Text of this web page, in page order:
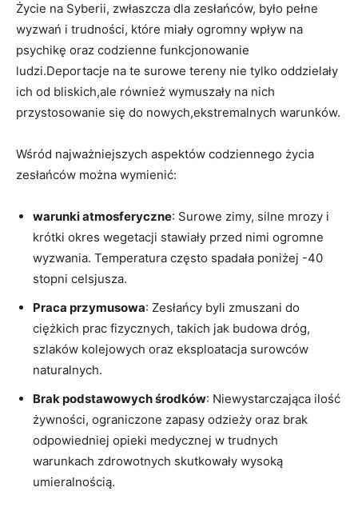
Życie na Syberii, zwłaszcza dla zesłańców, było pełne
wyzwań i trudności, które miały ogromny wpływ na
psychikę oraz codzienne funkcjonowanie
ludzi.Deportacje na te surowe tereny nie tylko oddzielały
ich od bliskich,ale również wymuszały na nich
przystosowanie się do nowych,ekstremalnych warunków.
Wśród najważniejszych aspektów codziennego życia
zesłańców można wymienić:
warunki atmosferyczne: Surowe zimy, silne mrozy i
krótki okres wegetacji stawiały przed nimi ogromne
wyzwania. Temperatura często spadała poniżej -40
stopni celsjusza.
Praca przymusowa: Zesłańcy byli zmuszani do
ciężkich prac fizycznych, takich jak budowa dróg,
szlaków kolejowych oraz eksploatacja surowców
naturalnych.
Brak podstawowych środków: Niewystarczająca ilość
żywności, ograniczone zapasy odzieży oraz brak
odpowiedniej opieki medycznej w trudnych
warunkach zdrowotnych skutkowały wysoką
umieralnością.